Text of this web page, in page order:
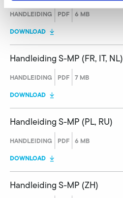
HANDLEIDING PDF 6 MB
DOWNLOAD
Handleiding S-MP (FR, IT, NL)
HANDLEIDING PDF 7 MB
DOWNLOAD
Handleiding S-MP (PL, RU)
HANDLEIDING PDF 6 MB
DOWNLOAD
Handleiding S-MP (ZH)